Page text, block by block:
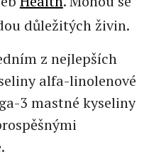
důležitých živin.
z nejlepších
alfa-linolenové
3 mastné kyseliny